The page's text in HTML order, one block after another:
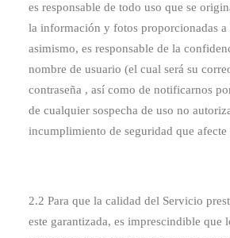
es responsable de todo uso que se
la información y fotos proporcionadas
asimismo, es responsable de la
nombre de usuario (el cual será su
contraseña , así como de notificarnos
de cualquier sospecha de uso no
incumplimiento de seguridad que afecte
2.2 Para que la calidad del Servicio
este garantizada, es imprescindible que